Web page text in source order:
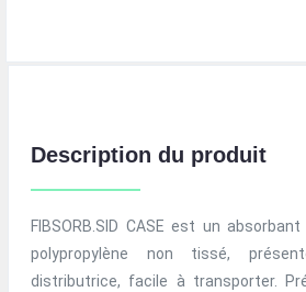
Description du produit
FIBSORB.SID CASE est un
polypropylène non tissé,
distributrice, facile à transporter.